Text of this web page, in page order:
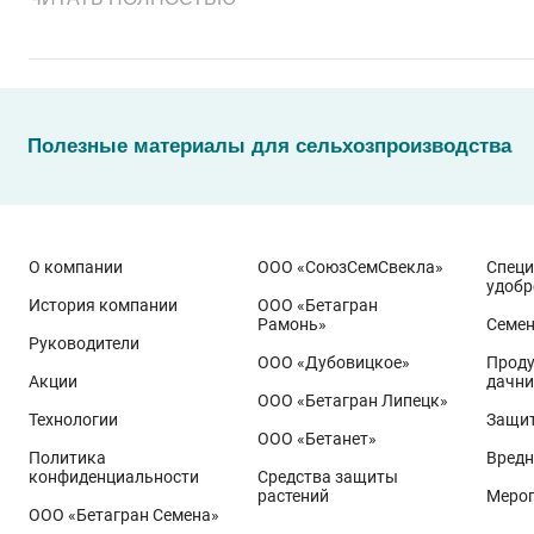
Эти результаты особенно показательны для условий
грамотном управлении технологией:
относится к новому поколению сортов
Ей принадлежит рекорд
122,6 ц/га, полученный в
Государственный реестр селекционных достижений
озернённость – до50–80
Полезные материалы для сельхозпроизводства
О компании
История компании
Руководители
Акции
Технологии
Политика
конфиденциальности
ООО «Бетагран Семена»
ООО «СоюзСемСвекла»
ООО «Бетагран
Рамонь»
ООО «Дубовицкое»
ООО «Бетагран Липецк»
ООО «Бетанет»
Средства защиты
растений